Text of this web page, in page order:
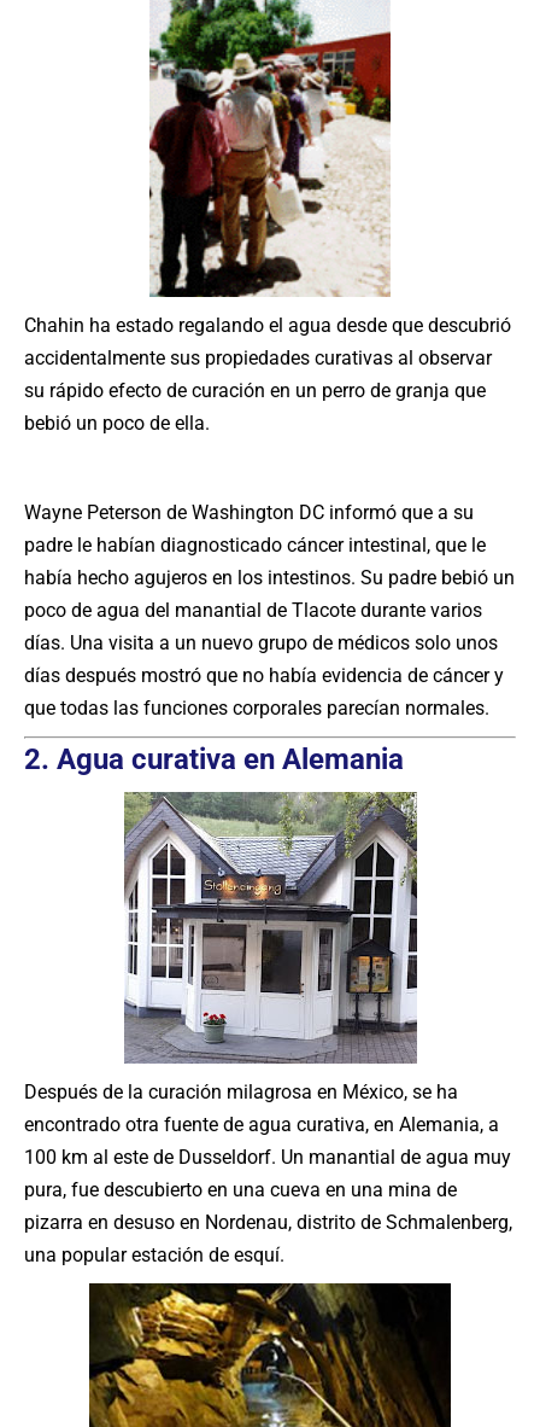
Chahin ha estado regalando el agua desde que descubrió
accidentalmente sus propiedades curativas al observar
su rápido efecto de curación en un perro de granja que
bebió un poco de ella.
Wayne Peterson de Washington DC informó que a su
padre le habían diagnosticado cáncer intestinal, que le
había hecho agujeros en los intestinos. Su padre bebió un
poco de agua del manantial de Tlacote durante varios
días. Una visita a un nuevo grupo de médicos solo unos
días después mostró que no había evidencia de cáncer y
que todas las funciones corporales parecían normales.
2. Agua curativa en Alemania
Después de la curación milagrosa en México, se ha
encontrado otra fuente de agua curativa, en Alemania, a
100 km al este de Dusseldorf. Un manantial de agua muy
pura, fue descubierto en una cueva en una mina de
pizarra en desuso en Nordenau, distrito de Schmalenberg,
una popular estación de esquí.